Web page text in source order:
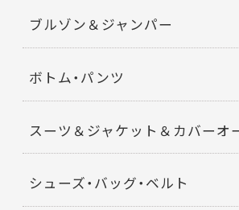
ブルゾン＆ジャンパー
ボトム・パンツ
スーツ＆ジャケット＆カバーオ
シューズ・バッグ・ベルト